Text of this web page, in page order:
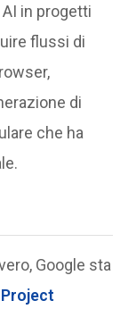
in progetti
flussi di
di
che ha
Google sta
Project